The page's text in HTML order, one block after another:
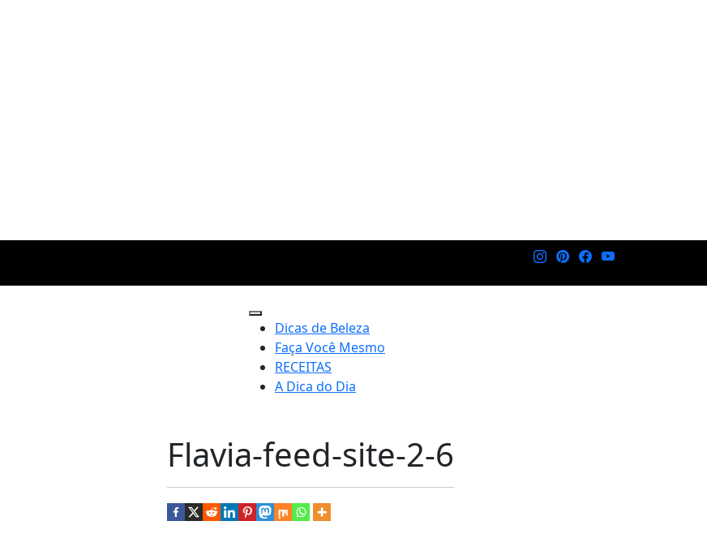
Dicas de Beleza
Faça Você Mesmo
RECEITAS
A Dica do Dia
Flavia-feed-site-2-6